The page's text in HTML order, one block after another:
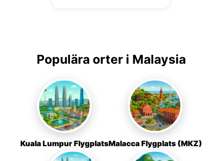
Populära orter i Malaysia
Kuala Lumpur FlygplatsMalacca Flygplats (MKZ)